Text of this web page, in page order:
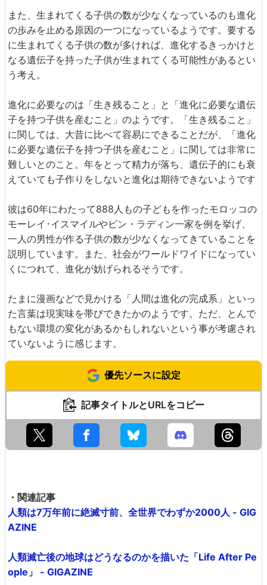
また、生まれてくる子供の数が少なくなっているのも進化
の歩みを止める原因の一つになっているようです。要する
に生まれてくる子供の数が多ければ、進化するきっかけと
なる遺伝子を持った子供が生まれてくる可能性があるとい
う考え。
進化に必要なのは「生き残ること」と「進化に必要な遺伝
子を持つ子供を産むこと」のようです。「生き残ること」
に関しては、大昔に比べて容易にできることだが、「進化
に必要な遺伝子を持つ子供を産むこと」に関しては非常に
難しいとのこと。年をとって精力が落ち、遺伝子的にも衰
えていても子作りをしないと進化は期待できないようです
彼は60年にわたって888人もの子どもを作ったモロッコの
モーレイ･イスマイルやビン・ラディン一家を例を挙げ、
一人の男性が作る子供の数が少なくなってきていることを
説明しています。また、社会がワールドワイドになってい
くにつれて、進化が妨げられるそうです。
たまに漫画などで見かける「人間は進化の完成系」といっ
た言葉は現実味を帯びできたかのようです。ただ、とんで
もない環境の変化があるかもしれないという事が考慮され
ていないように感じます。
優先ソースに設定
記事タイトルとURLをコピー
・関連記事
人類は7万年前に絶滅寸前、全世界でわずか2000人 - GIG
AZINE
人類滅亡後の地球はどうなるのかを描いた「Life After Pe
ople」 - GIGAZINE